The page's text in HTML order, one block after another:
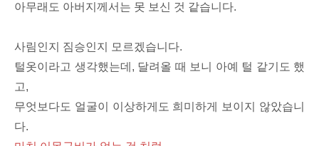
아무래도 아버지께서는 못 보신 것 같습니다.
사림인지 짐승인지 모르겠습니다.
털옷이라고 생각했는데, 달려올 때 보니 아예 털 같기도 했
고,
무엇보다도 얼굴이 이상하게도 희미하게 보이지 않았습니
다.